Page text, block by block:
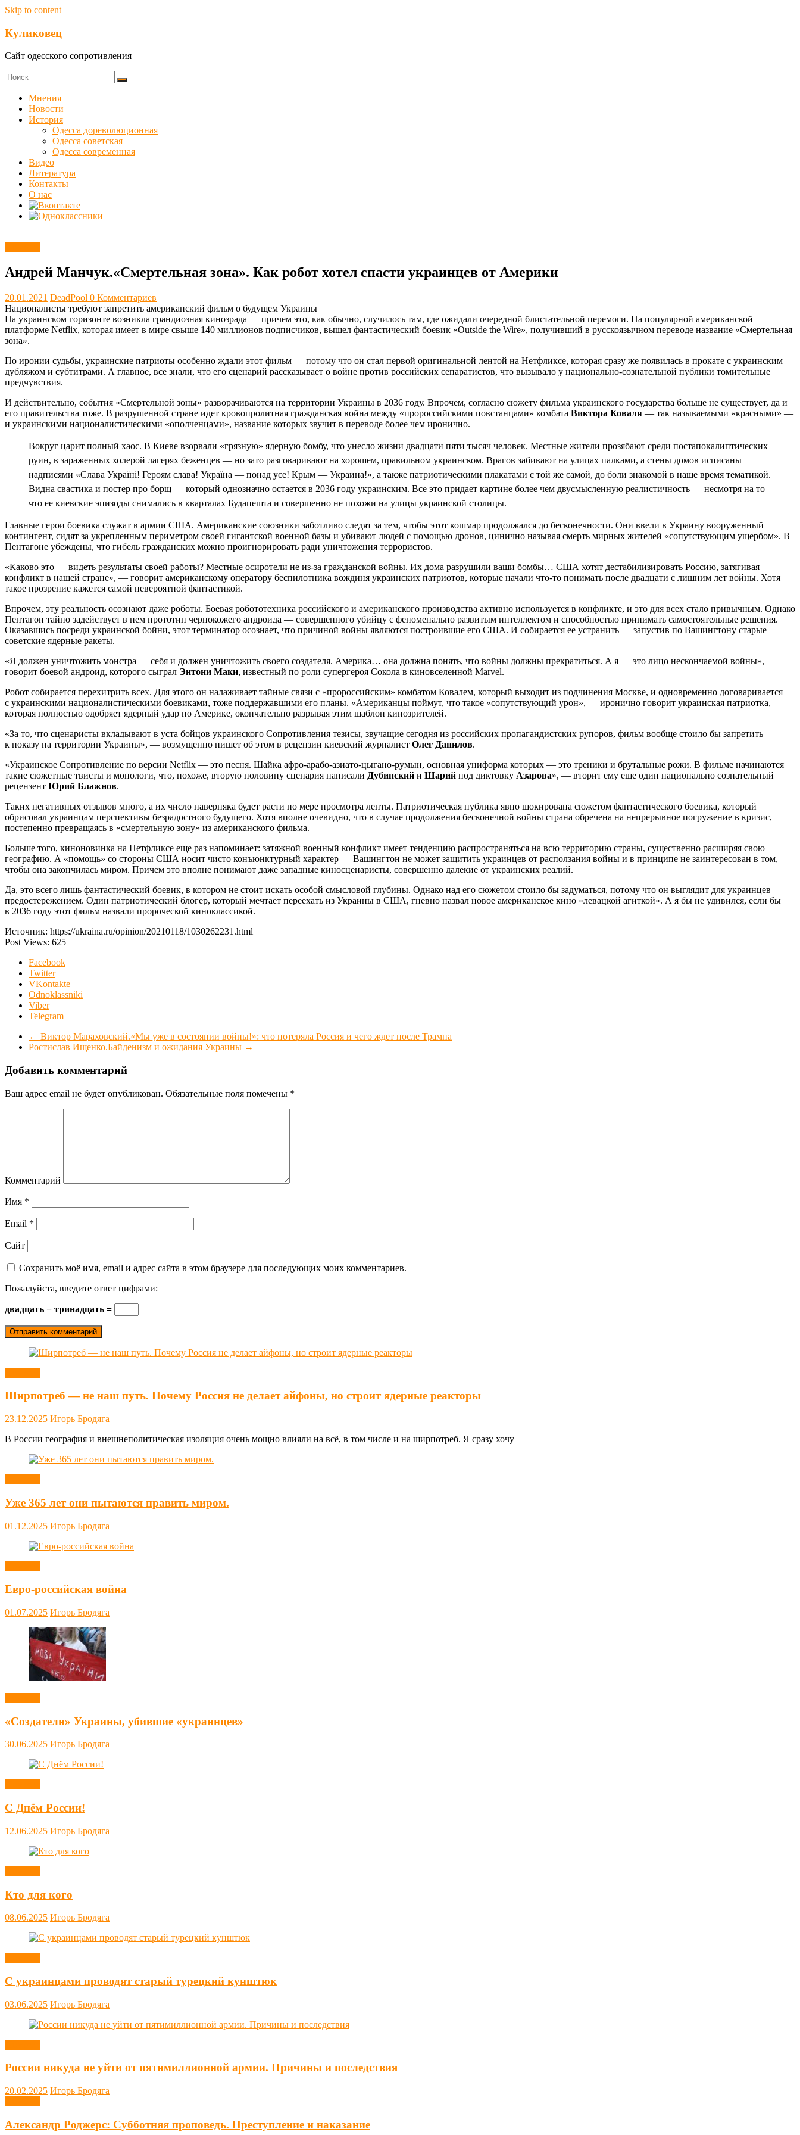
Skip to content
Куликовец
Сайт одесского сопротивления
Мнения
Новости
История
Одесса дореволюционная
Одесса советская
Одесса современная
Видео
Литература
Контакты
О нас
Андрей Манчук.«Смертельная зона». Как робот хотел спасти украинцев от Америки
20.01.2021 DeadPool 0 Комментариев
Националисты требуют запретить американский фильм о будущем Украины
На украинском горизонте возникла грандиозная кинозрада — причем это, как обычно, случилось там, где ожидали очередной блистательной перемоги. На популярной американской
платформе Netflix, которая имеет в мире свыше 140 миллионов подписчиков, вышел фантастический боевик «Outside the Wire», получивший в русскоязычном переводе название «Смертельная
зона».
По иронии судьбы, украинские патриоты особенно ждали этот фильм — потому что он стал первой оригинальной лентой на Нетфликсе, которая сразу же появилась в прокате с украинским
дубляжом и субтитрами. А главное, все знали, что его сценарий рассказывает о войне против российских сепаратистов, что вызывало у национально-сознательной публики томительные
предчувствия.
И действительно, события «Смертельной зоны» разворачиваются на территории Украины в 2036 году. Впрочем, согласно сюжету фильма украинского государства больше не существует, да и
его правительства тоже. В разрушенной стране идет кровопролитная гражданская война между «пророссийскими повстанцами» комбата Виктора Коваля — так называемыми «красными» —
и украинскими националистическими «ополченцами», название которых звучит в переводе более чем иронично.
Вокруг царит полный хаос. В Киеве взорвали «грязную» ядерную бомбу, что унесло жизни двадцати пяти тысяч человек. Местные жители прозябают среди постапокалиптических
руин, в зараженных холерой лагерях беженцев — но зато разговаривают на хорошем, правильном украинском. Врагов забивают на улицах палками, а стены домов исписаны
надписями «Слава Україні! Героям слава! Україна — понад усе! Крым — Украина!», а также патриотическими плакатами с той же самой, до боли знакомой в наше время тематикой.
Видна свастика и постер про борщ — который однозначно остается в 2036 году украинским. Все это придает картине более чем двусмысленную реалистичность — несмотря на то
что ее киевские эпизоды снимались в кварталах Будапешта и совершенно не похожи на улицы украинской столицы.
Главные герои боевика служат в армии США. Американские союзники заботливо следят за тем, чтобы этот кошмар продолжался до бесконечности. Они ввели в Украину вооруженный
контингент, сидят за укрепленным периметром своей гигантской военной базы и убивают людей с помощью дронов, цинично называя смерть мирных жителей «сопутствующим ущербом». В
Пентагоне убеждены, что гибель гражданских можно проигнорировать ради уничтожения террористов.
«Каково это — видеть результаты своей работы? Местные осиротели не из-за гражданской войны. Их дома разрушили ваши бомбы… США хотят дестабилизировать Россию, затягивая
конфликт в нашей стране», — говорит американскому оператору беспилотника вождиня украинских патриотов, которые начали что-то понимать после двадцати с лишним лет войны. Хотя
такое прозрение кажется самой невероятной фантастикой.
Впрочем, эту реальность осознают даже роботы. Боевая робототехника российского и американского производства активно используется в конфликте, и это для всех стало привычным. Однако
Пентагон тайно задействует в нем прототип чернокожего андроида — совершенного убийцу с феноменально развитым интеллектом и способностью принимать самостоятельные решения.
Оказавшись посреди украинской бойни, этот терминатор осознает, что причиной войны являются построившие его США. И собирается ее устранить — запустив по Вашингтону старые
советские ядерные ракеты.
«Я должен уничтожить монстра — себя и должен уничтожить своего создателя. Америка… она должна понять, что войны должны прекратиться. А я — это лицо нескончаемой войны», —
говорит боевой андроид, которого сыграл Энтони Маки, известный по роли супергероя Сокола в киновселенной Marvel.
Робот собирается перехитрить всех. Для этого он налаживает тайные связи с «пророссийским» комбатом Ковалем, который выходит из подчинения Москве, и одновременно договаривается
с украинскими националистическими боевиками, тоже поддержавшими его планы. «Американцы поймут, что такое «сопутствующий урон», — иронично говорит украинская патриотка,
которая полностью одобряет ядерный удар по Америке, окончательно разрывая этим шаблон кинозрителей.
«За то, что сценаристы вкладывают в уста бойцов украинского Сопротивления тезисы, звучащие сегодня из российских пропагандистских рупоров, фильм вообще стоило бы запретить
к показу на территории Украины», — возмущенно пишет об этом в рецензии киевский журналист Олег Данилов.
«Украинское Сопротивление по версии Netflix — это песня. Шайка афро-арабо-азиато-цыгано-румын, основная униформа которых — это треники и брутальные рожи. В фильме начинаются
такие сюжетные твисты и монологи, что, похоже, вторую половину сценария написали Дубинский и Шарий под диктовку Азарова», — вторит ему еще один национально сознательный
рецензент Юрий Блажнов.
Таких негативных отзывов много, а их число наверняка будет расти по мере просмотра ленты. Патриотическая публика явно шокирована сюжетом фантастического боевика, который
обрисовал украинцам перспективы безрадостного будущего. Хотя вполне очевидно, что в случае продолжения бесконечной войны страна обречена на непрерывное погружение в кризис,
постепенно превращаясь в «смертельную зону» из американского фильма.
Больше того, киноновинка на Нетфликсе еще раз напоминает: затяжной военный конфликт имеет тенденцию распространяться на всю территорию страны, существенно расширяя свою
географию. А «помощь» со стороны США носит чисто конъюнктурный характер — Вашингтон не может защитить украинцев от расползания войны и в принципе не заинтересован в том,
чтобы она закончилась миром. Причем это вполне понимают даже западные киносценаристы, совершенно далекие от украинских реалий.
Да, это всего лишь фантастический боевик, в котором не стоит искать особой смысловой глубины. Однако над его сюжетом стоило бы задуматься, потому что он выглядит для украинцев
предостережением. Один патриотический блогер, который мечтает переехать из Украины в США, гневно назвал новое американское кино «левацкой агиткой». А я бы не удивился, если бы
в 2036 году этот фильм назвали пророческой киноклассикой.
Источник: https://ukraina.ru/opinion/20210118/1030262231.html
Post Views: 625
Facebook
Twitter
VKontakte
Odnoklassniki
Viber
Telegram
← Виктор Мараховский.«Мы уже в состоянии войны!»: что потеряла Россия и чего ждет после Трампа
Ростислав Ищенко.Байденизм и ожидания Украины →
Добавить комментарий
Ваш адрес email не будет опубликован. Обязательные поля помечены *
Комментарий
Имя *
Email *
Сайт
Сохранить моё имя, email и адрес сайта в этом браузере для последующих моих комментариев.
Пожалуйста, введите ответ цифрами:
двадцать − тринадцать =
Ширпотреб — не наш путь. Почему Россия не делает айфоны, но строит ядерные реакторы
23.12.2025 Игорь Бродяга
В России география и внешнеполитическая изоляция очень мощно влияли на всё, в том числе и на ширпотреб. Я сразу хочу
Уже 365 лет они пытаются править миром.
01.12.2025 Игорь Бродяга
Евро-российская война
01.07.2025 Игорь Бродяга
«Создатели» Украины, убившие «украинцев»
30.06.2025 Игорь Бродяга
С Днём России!
12.06.2025 Игорь Бродяга
Кто для кого
08.06.2025 Игорь Бродяга
С украинцами проводят старый турецкий кунштюк
03.06.2025 Игорь Бродяга
России никуда не уйти от пятимиллионной армии. Причины и последствия
20.02.2025 Игорь Бродяга
Александр Роджерс: Субботняя проповедь. Преступление и наказание